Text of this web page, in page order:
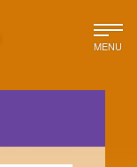
MENU